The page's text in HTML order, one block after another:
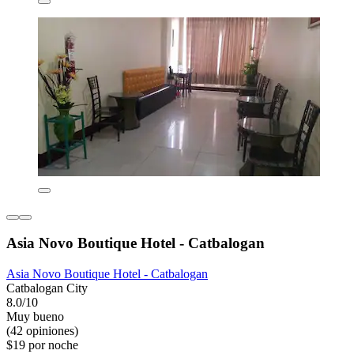
Asia Novo Boutique Hotel - Catbalogan
Asia Novo Boutique Hotel - Catbalogan
Catbalogan City
8.0/10
Muy bueno
(42 opiniones)
$19 por noche